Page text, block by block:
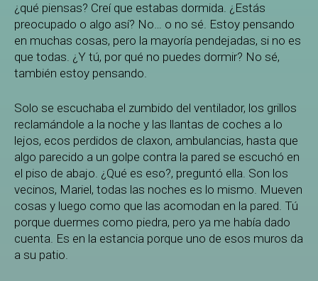
¿qué piensas? Creí que estabas dormida. ¿Estás
preocupado o algo así? No… o no sé. Estoy pensando
en muchas cosas, pero la mayoría pendejadas, si no es
que todas. ¿Y tú, por qué no puedes dormir? No sé,
también estoy pensando.
Solo se escuchaba el zumbido del ventilador, los grillos
reclamándole a la noche y las llantas de coches a lo
lejos, ecos perdidos de claxon, ambulancias, hasta que
algo parecido a un golpe contra la pared se escuchó en
el piso de abajo. ¿Qué es eso?, preguntó ella. Son los
vecinos, Mariel, todas las noches es lo mismo. Mueven
cosas y luego como que las acomodan en la pared. Tú
porque duermes como piedra, pero ya me había dado
cuenta. Es en la estancia porque uno de esos muros da
a su patio.